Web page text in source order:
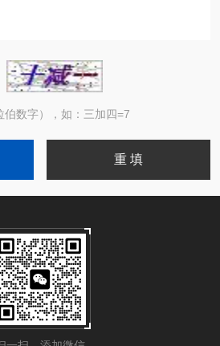
数字），如：三加四=7